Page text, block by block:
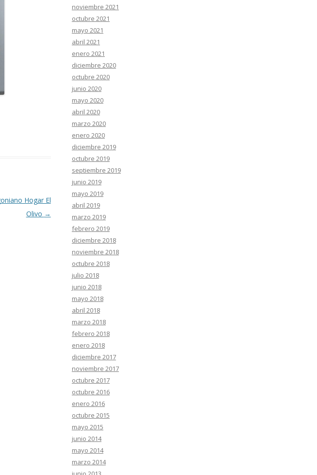
Hogar El
Olivo →
noviembre 2021
octubre 2021
mayo 2021
abril 2021
enero 2021
diciembre 2020
octubre 2020
junio 2020
mayo 2020
abril 2020
marzo 2020
enero 2020
diciembre 2019
octubre 2019
septiembre 2019
junio 2019
mayo 2019
abril 2019
marzo 2019
febrero 2019
diciembre 2018
noviembre 2018
octubre 2018
julio 2018
junio 2018
mayo 2018
abril 2018
marzo 2018
febrero 2018
enero 2018
diciembre 2017
noviembre 2017
octubre 2017
octubre 2016
enero 2016
octubre 2015
mayo 2015
junio 2014
mayo 2014
marzo 2014